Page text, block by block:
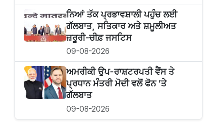
ਨਿਆਂ ਤੱਕ ਪ੍ਰਭਾਵਸ਼ਾਲੀ ਪਹੁੰਚ ਲਈ
ਗੱਲਬਾਤ, ਸਤਿਕਾਰ ਅਤੇ ਸ਼ਮੂਲੀਅਤ
ਜ਼ਰੂਰੀ-ਚੀਫ਼ ਜਸਟਿਸ
09-08-2026
ਅਮਰੀਕੀ ਉਪ-ਰਾਸ਼ਟਰਪਤੀ ਵੈਂਸ ਤੇ
ਪ੍ਰਧਾਨ ਮੰਤਰੀ ਮੋਦੀ ਵਲੋਂ ਫੋਨ ’ਤੇ
ਗੱਲਬਾਤ
09-08-2026